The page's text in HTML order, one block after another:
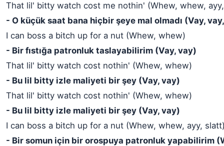
That lil' bitty watch cost me nothin' (Whew, whew,
- O küçük saat bana hiçbir şeye mal olmadı (Vay,
I can boss a bitch up for a nut (Whew, whew)
- Bir fıstığa patronluk taslayabilirim (Vay, vay)
That lil' bitty watch cost nothin' (Whew, whew)
- Bu lil bitty izle maliyeti bir şey (Vay, vay)
That lil' bitty watch cost nothin' (Whew, whew)
- Bu lil bitty izle maliyeti bir şey (Vay, vay)
I can boss a bitch up for a nut (Whew, whew, ayy,
- Bir somun için bir orospuya patronluk yapabilirim